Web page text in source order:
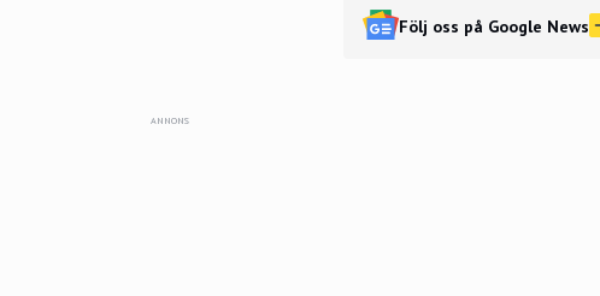
Följ oss på Google News
ANNONS